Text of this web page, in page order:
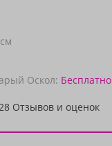
см
Оскол: Бесплатно
Отзывов и оценок